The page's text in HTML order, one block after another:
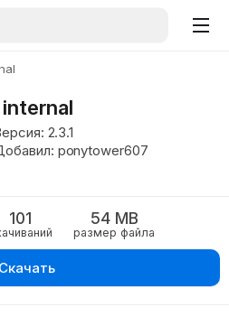
2.3.1
ponytower607
101 54 MB
размер файла
Скачать